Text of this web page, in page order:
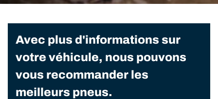
Avec plus d'informations sur
votre véhicule, nous pouvons
vous recommander les
meilleurs pneus.